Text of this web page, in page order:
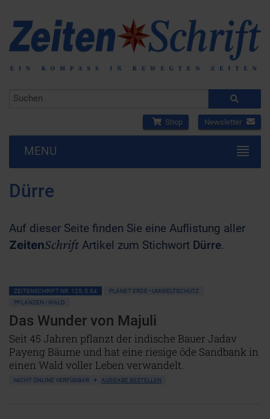
Shop Newsletter
MENU
Dürre
Auf dieser Seite finden Sie eine Auflistung aller
ZeitenSchrift Artikel zum Stichwort Dürre.
ZEITENSCHRIFT NR. 125, S.64
PLANET ERDE • UMWELTSCHUTZ
PFLANZEN • WALD
Das Wunder von Majuli
Seit 45 Jahren pflanzt der indische Bauer Jadav
Payeng Bäume und hat eine riesige öde Sandbank in
einen Wald voller Leben verwandelt.
NICHT ONLINE VERFÜGBAR AUSGABE BESTELLEN